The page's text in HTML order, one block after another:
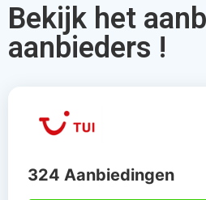
Bekijk het
aanbieders !
324 Aanbiedingen